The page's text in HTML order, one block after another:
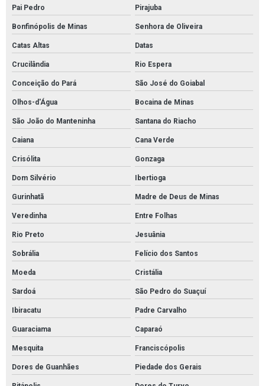
Pai Pedro Pirajuba
Bonfinópolis de Minas Senhora de Oliveira
Catas Altas Datas
Crucilândia Rio Espera
Conceição do Pará São José do Goiabal
Olhos-d'Água Bocaina de Minas
São João do Manteninha Santana do Riacho
Caiana Cana Verde
Crisólita Gonzaga
Dom Silvério Ibertioga
Gurinhatã Madre de Deus de Minas
Veredinha Entre Folhas
Rio Preto Jesuânia
Sobrália Felício dos Santos
Moeda Cristália
Sardoá São Pedro do Suaçuí
Ibiracatu Padre Carvalho
Guaraciama Caparaó
Mesquita Franciscópolis
Dores de Guanhães Piedade dos Gerais